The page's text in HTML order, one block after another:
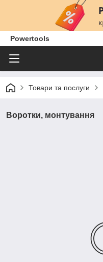
Powertools
Товари та послуги
Воротки, монтування